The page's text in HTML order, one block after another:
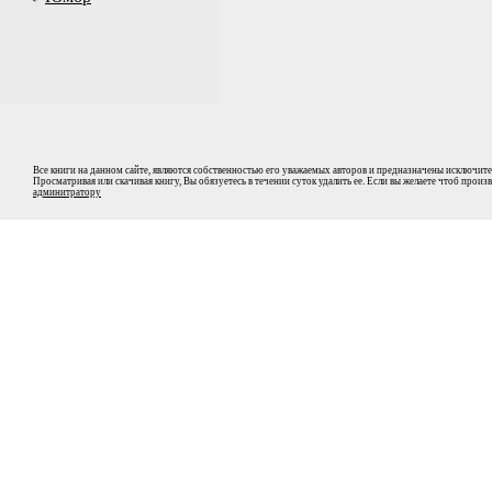
Все книги на данном сайте, являются собственностью его уважаемых авторов и предназначены
Просматривая или скачивая книгу, Вы обязуетесь в течении суток удалить ее. Если вы желаете чтоб
админитратору